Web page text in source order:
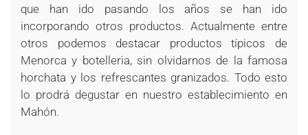
que han ido pasando los años se han ido
incorporando otros productos. Actualmente entre
otros podemos destacar productos típicos de
Menorca y botelleria, sin olvidarnos de la famosa
horchata y los refrescantes granizados. Todo esto
lo prodrá degustar en nuestro establecimiento en
Mahón.